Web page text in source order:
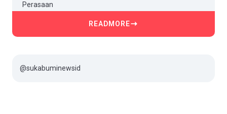
READMORE
@sukabuminewsid